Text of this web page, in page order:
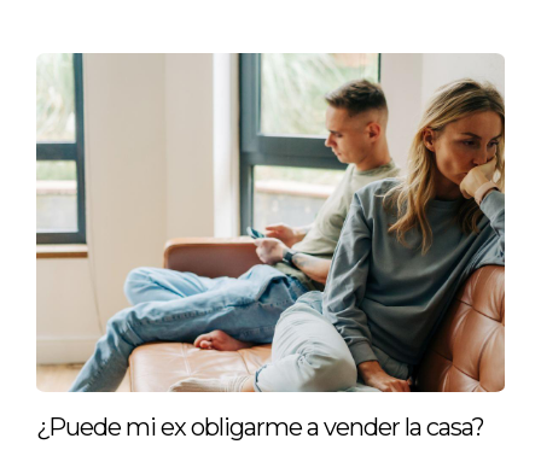
vender?
No siempre es necesario, pero pequeñas mejoras
pueden aumentar el atractivo del inmueble y su
valor.
¿Cómo puedo promocionar mi piso?
Puedes utilizar redes sociales, portales
inmobiliarios gratuitos y publicidad local. Las
fotos atractivas son clave.
¿Qué documentación necesito para la
¿Puede mi ex obligarme a vender la casa?